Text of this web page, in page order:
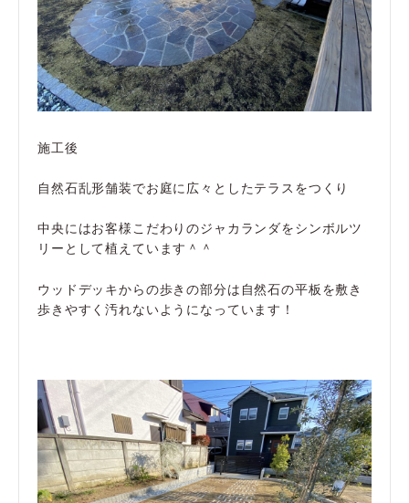
施工後
自然石乱形舗装でお庭に広々としたテラスをつくり
中央にはお客様こだわりのジャカランダをシンボルツ
リーとして植えています＾＾
ウッドデッキからの歩きの部分は自然石の平板を敷き
歩きやすく汚れないようになっています！